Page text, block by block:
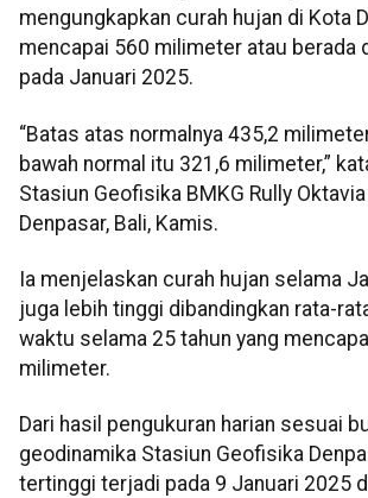
mengungkapkan curah hujan di Kota
mencapai 560 milimeter atau berada
pada Januari 2025.
“Batas atas normalnya 435,2
bawah normal itu 321,6 milimeter,”
Stasiun Geofisika BMKG Rully
Denpasar, Bali, Kamis.
Ia menjelaskan curah hujan selama
juga lebih tinggi dibandingkan rata-
waktu selama 25 tahun yang
milimeter.
Dari hasil pengukuran harian sesuai
geodinamika Stasiun Geofisika
tertinggi terjadi pada 9 Januari 2025